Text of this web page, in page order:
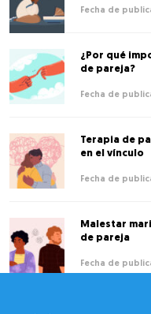
¿Por qué
de pareja?
Terapia de
en el vínculo
Malestar
de pareja